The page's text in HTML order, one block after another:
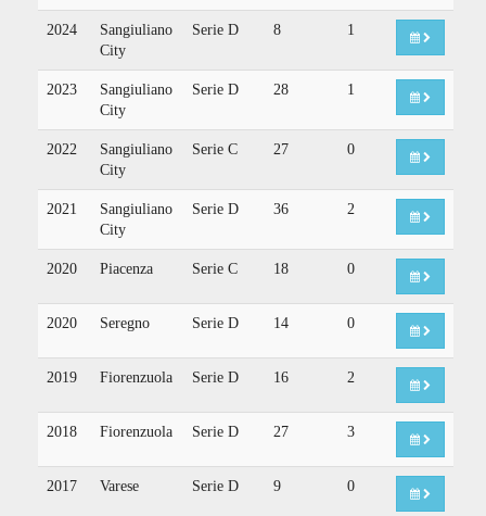
2024
Sangiuliano
City
Serie D 8 1
2023
Sangiuliano
City
Serie D 28 1
2022
Sangiuliano
City
Serie C 27 0
2021
Sangiuliano
City
Serie D 36 2
2020 Piacenza Serie C 18 0
2020 Seregno Serie D 14 0
2019 Fiorenzuola Serie D 16 2
2018 Fiorenzuola Serie D 27 3
2017 Varese Serie D 9 0